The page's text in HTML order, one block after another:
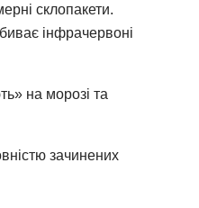
склопакети.
інфрачервоні
на морозі та
зачинених